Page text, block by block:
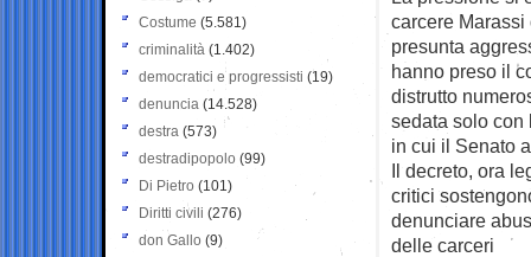
carcere
presunta
hanno preso il
distrutto
sedata solo
in cui il Senato
Il decreto, ora
critici
denunciare
delle carceri
Costume (5.581)
criminalità (1.402)
democratici e progressisti (19)
denuncia (14.528)
destra (573)
destradipopolo (99)
Di Pietro (101)
Diritti civili (276)
don Gallo (9)